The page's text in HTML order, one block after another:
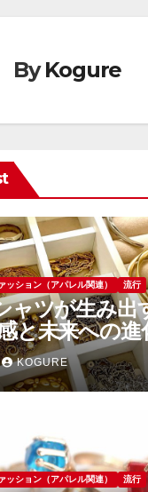
ByKogure
ッション（アパレル関連） 流行
ャツが生み出
と未来への進
KOGURE
ッション（アパレル関連） 流行